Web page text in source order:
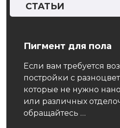
СТАТЬИ
Пигмент для пола
Если вам требуется
постройки с
которые не нужно
или различных
обращайтесь …